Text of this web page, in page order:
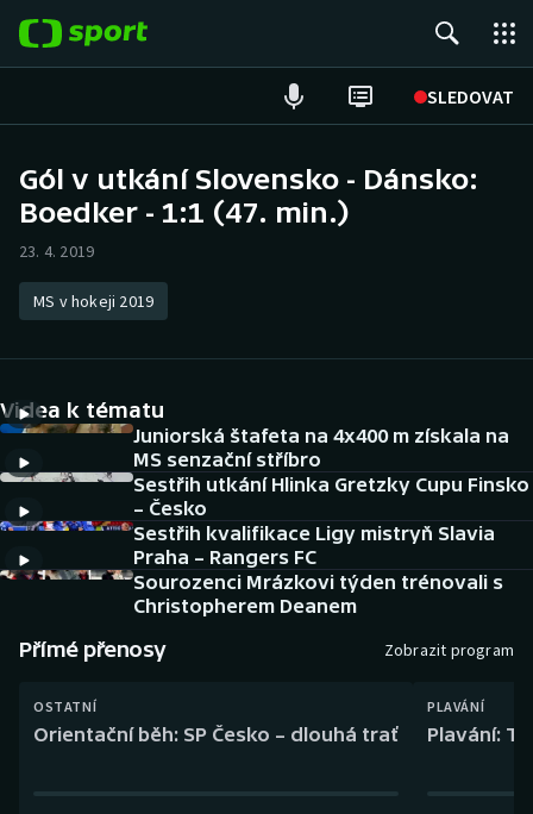
SLEDOVAT
Hokej
Atletika
DALŠÍ SPORTY
Americký fotbal
Baseball a softbal
Biatlon
Boby a skeleton
NEPŘEHLÉDNĚTE
Historické návraty
Aplikace ČT sport
AZ kvíz
Gól v utkání Slovensko - Dánsko:
Boedker - 1:1 (47. min.)
23. 4. 2019
MS v hokeji 2019
Videa k tématu
Juniorská štafeta na 4x400 m získala na
MS senzační stříbro
Sestřih utkání Hlinka Gretzky Cupu Finsko
– Česko
Sestřih kvalifikace Ligy mistryň Slavia
Praha – Rangers FC
Sourozenci Mrázkovi týden trénovali s
Christopherem Deanem
Přímé přenosy Zobrazit program
OSTATNÍ
Orientační běh: SP Česko – dlouhá trať
PLAVÁNÍ
Plavání: